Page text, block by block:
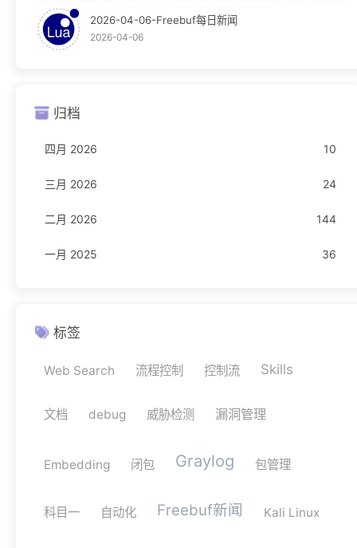
WAF
新闻
编程语言
JavaScript
Rust 11
TypeScript 4
网络安全 11
科目一
2026-04-06-Freebuf每日新闻
2026-04-06
归档
四月 2026 10
三月 2026 24
二月 2026 144
一月 2025 36
标签
Web Search 流程控制 控制流 Skills
文档 debug 威胁检测 漏洞管理
Embedding 闭包 Graylog 包管理
科目一 自动化 Freebuf新闻 Kali Linux